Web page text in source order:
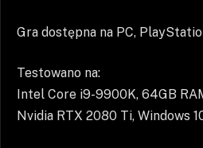
Gra dostępna na PC,
Testowano na:
Intel Core i9-9900K, 64GB
Nvidia RTX 2080 Ti, Windows